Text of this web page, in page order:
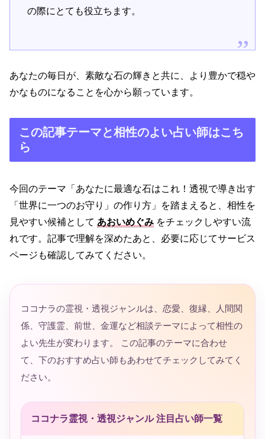
の際にとても役立ちます。
あなたの毎日が、素敵な石の輝きと共に、より豊かで穏や
かなものになることを心から願っています。
この記事テーマと相性のよい占い師はこち
ら
今回のテーマ「あなたに最適な石はこれ！透視で導き出す
「世界に一つのお守り」の作り方」を踏まえると、相性を
見やすい候補として あおいめぐみ をチェックしやすい流
れです。記事で理解を深めたあと、必要に応じてサービス
ページも確認してみてください。
ココナラの霊視・透視ジャンルは、恋愛、復縁、人間関
係、守護霊、前世、金運など相談テーマによって相性の
よい先生が変わります。 この記事のテーマに合わせ
て、下のおすすめ占い師もあわせてチェックしてみてく
ださい。
ココナラ霊視・透視ジャンル 注目占い師一覧